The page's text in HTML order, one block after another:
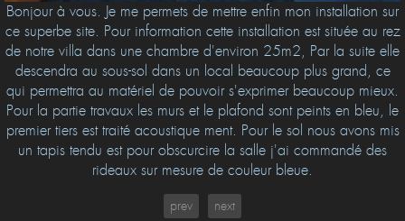
Bonjour à vous. Je me permets de mettre enfin mon installation sur
ce superbe site. Pour information cette installation est située au rez
de notre villa dans une chambre d'environ 25m2, Par la suite elle
descendra au sous-sol dans un local beaucoup plus grand, ce
qui permettra au matériel de pouvoir s'exprimer beaucoup mieux.
Pour la partie travaux les murs et le plafond sont peints en bleu, le
premier tiers est traité acoustique ment. Pour le sol nous avons mis
un tapis tendu est pour obscurcire la salle j'ai commandé des
rideaux sur mesure de couleur bleue.
prev next